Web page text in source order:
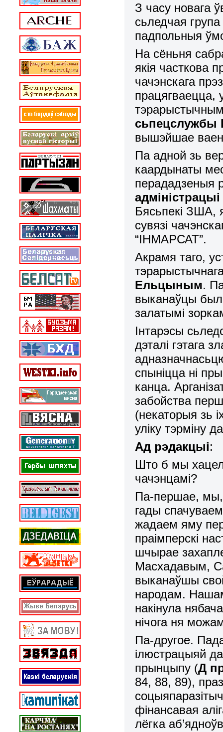
З часу новага
сьледчая
падпольныя
На сёньня
якія часткова
чачэнскага
працягваецца,
сьпецслужбы
вышэйшае
Па адной зь
каардынаты
перададзеныя
Бясьпекі ЗША,
сувязі
“ІНМАРСАТ”.
Акрамя таго,
Ельцыным.
выканаўцы
залатымі
Інтарэсы
дэталі гэтага
спыніцца ні
канца.
забойства
(некаторыя зь
уліку тэрміну
Ад рэдакцыі:
Што б мы
чачэнцамі?
Па-першае, мы,
гады
жадаем яму
праімперскі
шчырае
Масхадавым,
выканаўшы
народам.
накінула
нічога ня
Па-другое.
ілюстрацыяй
прынцыпу (Д
84, 88, 89),
фінансавая
лёгка